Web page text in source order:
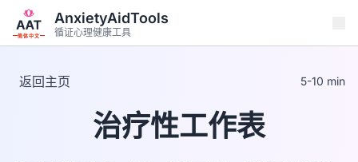
跳转到主要内容
简体中文
AnxietyAidTools
循证心理健康工具
返回主页 5-10 min
治疗性工作表